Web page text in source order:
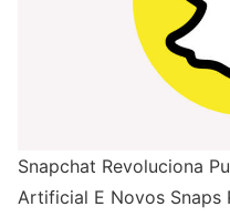
Snapchat Revoluciona
Artificial E Novos Snaps